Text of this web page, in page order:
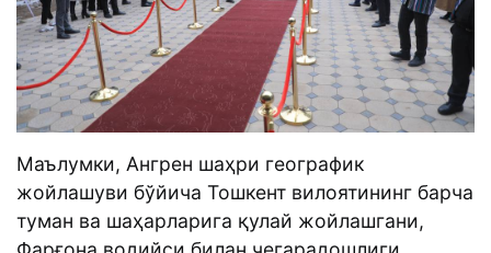
Маълумки, Ангрен шаҳри географик
жойлашуви бўйича Тошкент вилоятининг барча
туман ва шаҳарларига қулай жойлашгани,